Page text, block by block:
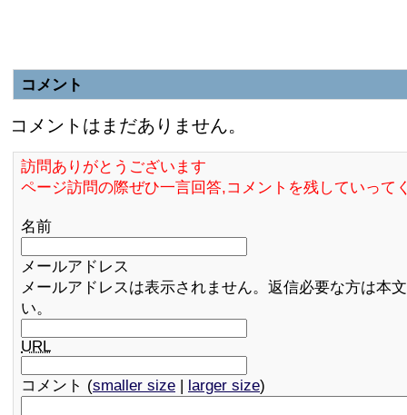
コメント
コメントはまだありません。
訪問ありがとうございます
ページ訪問の際ぜひ一言回答,コメントを残していって
名前
メールアドレス
メールアドレスは表示されません。返信必要な方は本
い。
URL
コメント (smaller size | larger size)